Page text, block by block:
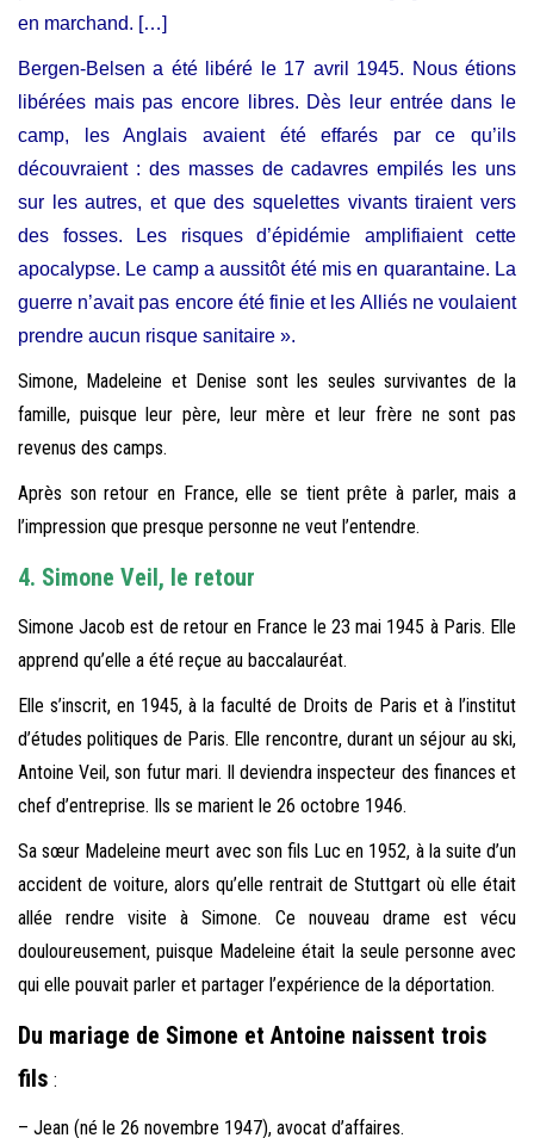
en marchand. […]
Bergen-Belsen a été libéré le 17 avril 1945. Nous étions
libérées mais pas encore libres. Dès leur entrée dans le
camp, les Anglais avaient été effarés par ce qu’ils
découvraient : des masses de cadavres empilés les uns
sur les autres, et que des squelettes vivants tiraient vers
des fosses. Les risques d’épidémie amplifiaient cette
apocalypse. Le camp a aussitôt été mis en quarantaine. La
guerre n’avait pas encore été finie et les Alliés ne voulaient
prendre aucun risque sanitaire ».
Simone, Madeleine et Denise sont les seules survivantes de la
famille, puisque leur père, leur mère et leur frère ne sont pas
revenus des camps.
Après son retour en France, elle se tient prête à parler, mais a
l’impression que presque personne ne veut l’entendre.
4. Simone Veil, le retour
Simone Jacob est de retour en France le 23 mai 1945 à Paris. Elle
apprend qu’elle a été reçue au baccalauréat.
Elle s’inscrit, en 1945, à la faculté de Droits de Paris et à l’institut
d’études politiques de Paris. Elle rencontre, durant un séjour au ski,
Antoine Veil, son futur mari. Il deviendra inspecteur des finances et
chef d’entreprise. Ils se marient le 26 octobre 1946.
Sa sœur Madeleine meurt avec son fils Luc en 1952, à la suite d’un
accident de voiture, alors qu’elle rentrait de Stuttgart où elle était
allée rendre visite à Simone. Ce nouveau drame est vécu
douloureusement, puisque Madeleine était la seule personne avec
qui elle pouvait parler et partager l’expérience de la déportation.
Du mariage de Simone et Antoine naissent trois
fils :
– Jean (né le 26 novembre 1947), avocat d’affaires.